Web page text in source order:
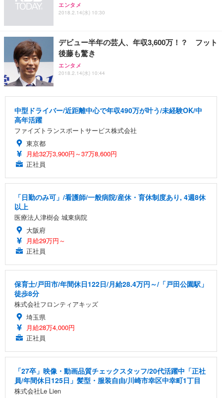
エンタメ
2018.2.14(水) 10:30
デビュー半年の芸人、年収3,600万！？ フット
後藤も驚き
エンタメ
2018.2.14(水) 10:44
中型ドライバー/近距離中心で年収490万が叶う/未経験OK/中
高年活躍
ファイズトランスポートサービス株式会社
東京都
月給32万3,900円～37万8,600円
正社員
「日勤のみ可」/看護師/一般病院/産休・育休制度あり, 4週8休
以上
医療法人津樹会 城東病院
大阪府
月給29万円～
正社員
保育士/戸田市/年間休日122日/月給28.4万円～/「戸田公園駅」
徒歩8分
株式会社フロンティアキッズ
埼玉県
月給28万4,000円
正社員
「27卒」映像・動画品質チェックスタッフ/20代活躍中「正社
員/年間休日125日」髪型・服装自由/川崎市幸区中幸町1丁目
株式会社Le Lien